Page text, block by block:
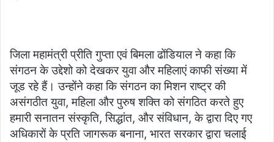
जिला महामंत्री प्रीति गुप्ता एवं बिमला ढोंडियाल ने कहा कि
संगठन के उद्देशो को देखकर युवा और महिलाएं काफी संख्या में
जूड रहे हैं। उन्होंने कहा कि संगठन का मिशन राष्ट्र की
असंगठीत युवा, महिला और पुरुष शक्ति को संगठित करते हुए
हमारी सनातन संस्कृति, सिद्धांत, और संविधान, के द्वारा दिए गए
अधिकारों के प्रति जागरूक बनाना, भारत सरकार द्वारा चलाई